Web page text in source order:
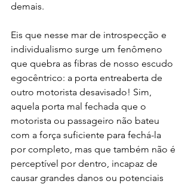
demais.
Eis que nesse mar de introspecção e
individualismo surge um fenômeno
que quebra as fibras de nosso escudo
egocêntrico: a porta entreaberta de
outro motorista desavisado! Sim,
aquela porta mal fechada que o
motorista ou passageiro não bateu
com a força suficiente para fechá-la
por completo, mas que também não é
perceptível por dentro, incapaz de
causar grandes danos ou potenciais